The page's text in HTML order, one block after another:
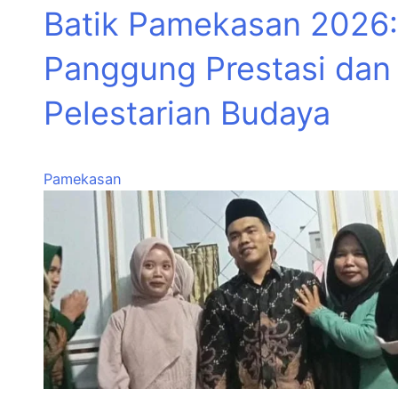
Batik Pamekasan 2026:
Panggung Prestasi dan
Pelestarian Budaya
Pamekasan